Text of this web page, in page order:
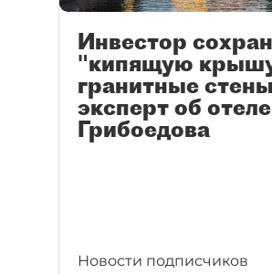
Инвестор
"кипящую
гранитные
эксперт об
Грибоедова
Новости подписчиков